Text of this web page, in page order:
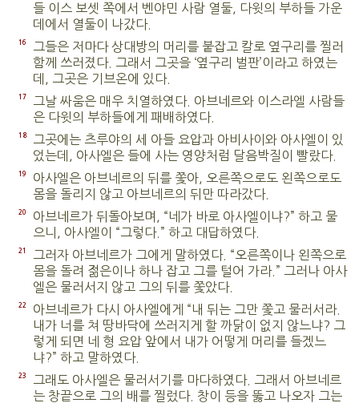
들 이스 보셋 쪽에서 벤야민 사람 열둘, 다윗의 부하들 가운
데에서 열둘이 나갔다.
16
그들은 저마다 상대방의 머리를 붙잡고 칼로 옆구리를 찔러
함께 쓰러졌다. 그래서 그곳을 ‘옆구리 벌판’이라고 하였는
데, 그곳은 기브온에 있다.
17
그날 싸움은 매우 치열하였다. 아브네르와 이스라엘 사람들
은 다윗의 부하들에게 패배하였다.
18
그곳에는 츠루야의 세 아들 요압과 아비사이와 아사엘이 있
었는데, 아사엘은 들에 사는 영양처럼 달음박질이 빨랐다.
19
아사엘은 아브네르의 뒤를 쫓아, 오른쪽으로도 왼쪽으로도
몸을 돌리지 않고 아브네르의 뒤만 따라갔다.
20
아브네르가 뒤돌아보며, “네가 바로 아사엘이냐?” 하고 물
으니, 아사엘이 “그렇다.” 하고 대답하였다.
21
그러자 아브네르가 그에게 말하였다. “오른쪽이나 왼쪽으로
몸을 돌려 젊은이나 하나 잡고 그를 털어 가라.” 그러나 아사
엘은 물러서지 않고 그의 뒤를 쫓았다.
22
아브네르가 다시 아사엘에게 “내 뒤는 그만 쫓고 물러서라.
내가 너를 쳐 땅바닥에 쓰러지게 할 까닭이 없지 않느냐? 그
렇게 되면 네 형 요압 앞에서 내가 어떻게 머리를 들겠느
냐?” 하고 말하였다.
23
그래도 아사엘은 물러서기를 마다하였다. 그래서 아브네르
는 창끝으로 그의 배를 찔렀다. 창이 등을 뚫고 나오자 그는